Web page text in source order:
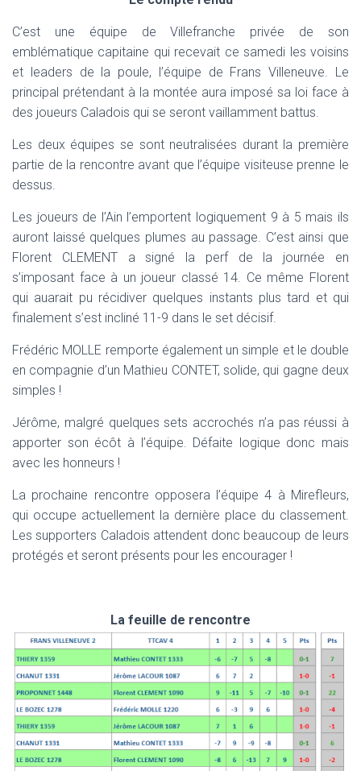
C’est une équipe de Villefranche privée de son
emblématique capitaine qui recevait ce samedi les voisins
et leaders de la poule, l’équipe de Frans Villeneuve. Le
principal prétendant à la montée aura imposé sa loi face à
des joueurs Caladois qui se seront vaillamment battus.
Les deux équipes se sont neutralisées durant la première
partie de la rencontre avant que l’équipe visiteuse prenne le
dessus.
Les joueurs de l’Ain l’emportent logiquement 9 à 5 mais ils
auront laissé quelques plumes au passage. C’est ainsi que
Florent CLEMENT a signé la perf de la journée en
s’imposant face à un joueur classé 14. Ce même Florent
qui auarait pu récidiver quelques instants plus tard et qui
finalement s’est incliné 11-9 dans le set décisif.
Frédéric MOLLE remporte également un simple et le double
en compagnie d’un Mathieu CONTET, solide, qui gagne deux
simples !
Jérôme, malgré quelques sets accrochés n’a pas réussi à
apporter son écôt à l’équipe. Défaite logique donc mais
avec les honneurs !
La prochaine rencontre opposera l’équipe 4 à Mirefleurs,
qui occupe actuellement la dernière place du classement.
Les supporters Caladois attendent donc beaucoup de leurs
protégés et seront présents pour les encourager !
La feuille de rencontre